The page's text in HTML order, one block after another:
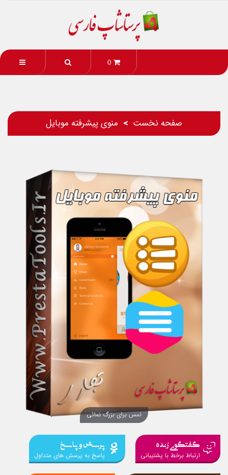
0
صفحه نخست منوی پیشرفته موبایل
لمس برای بزرگ نمائی
گفتگوی زنده
ارتباط برخط با پشتیبانی
پرسش و پاسخ
پاسخ به پرسش های متداول